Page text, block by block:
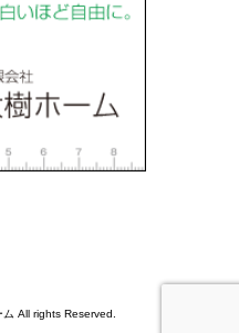
All rights Reserved.